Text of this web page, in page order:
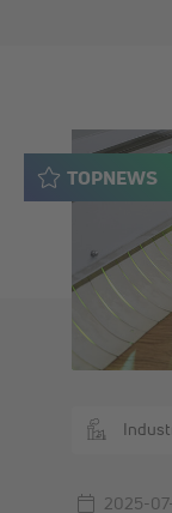
TOPNEWS
2025-